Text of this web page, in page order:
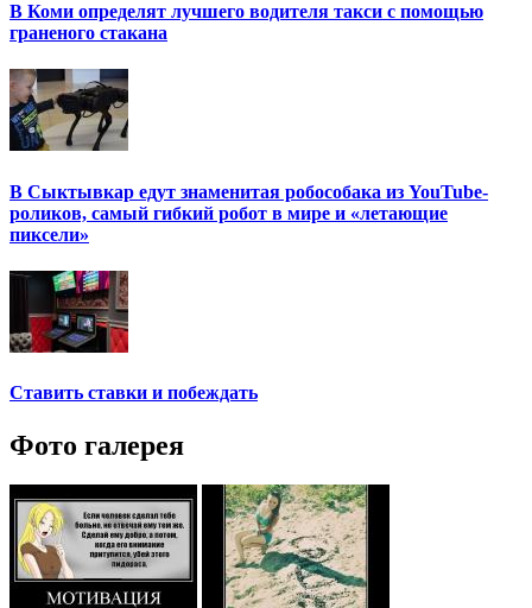
В Коми определят лучшего водителя такси с помощью
граненого стакана
В Сыктывкар едут знаменитая робособака из YouTube-
роликов, самый гибкий робот в мире и «летающие
пиксели»
Ставить ставки и побеждать
Фото галерея